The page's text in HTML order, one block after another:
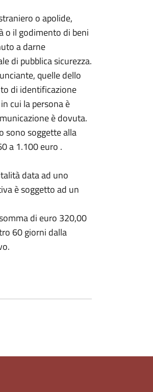
o apolide,
o il godimento di beni
a darne
di pubblica sicurezza.
quelle dello
di identificazione
cui la persona è
è dovuta.
sono soggette alla
a 1.100 euro .
data ad uno
è soggetto ad un
di euro 320,00
60 giorni dalla